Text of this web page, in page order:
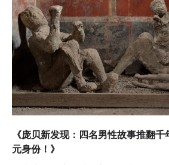
《庞贝新发现：四名男性故事推翻
元身份！》